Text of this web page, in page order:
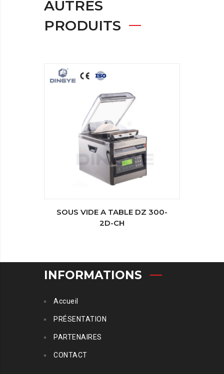
AUTRES
PRODUITS
SOUS VIDE A TABLE DZ 300-
2D-CH
INFORMATIONS
Accueil
PRÉSENTATION
PARTENAIRES
CONTACT